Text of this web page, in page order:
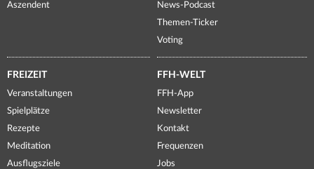
Aszendent
News-Podcast
Themen-Ticker
Voting
FREIZEIT
Veranstaltungen
Spielplätze
Rezepte
Meditation
Ausflugsziele
FFH-WELT
FFH-App
Newsletter
Kontakt
Frequenzen
Jobs